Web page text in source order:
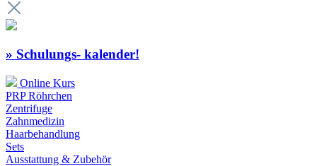
» Schulungs- kalender!
Online Kurs
PRP Röhrchen
Zentrifuge
Zahnmedizin
Haarbehandlung
Sets
Ausstattung & Zubehör